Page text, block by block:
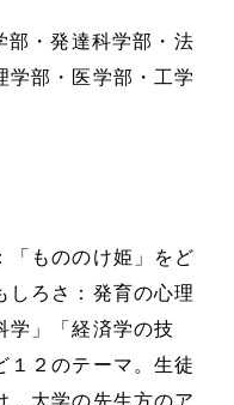
学校いじめ防止基本方針
部・発達科学部・法
学部・医学部・工学
「もののけ姫」をど
しろさ：発育の心理
学」「経済学の技
１２のテーマ。生徒
、大学の先生方のア